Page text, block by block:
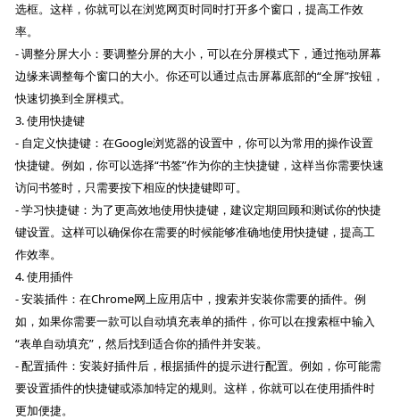
选框。这样，你就可以在浏览网页时同时打开多个窗口，提高工作效
率。
- 调整分屏大小：要调整分屏的大小，可以在分屏模式下，通过拖动屏幕
边缘来调整每个窗口的大小。你还可以通过点击屏幕底部的“全屏”按钮，
快速切换到全屏模式。
3. 使用快捷键
- 自定义快捷键：在Google浏览器的设置中，你可以为常用的操作设置
快捷键。例如，你可以选择“书签”作为你的主快捷键，这样当你需要快速
访问书签时，只需要按下相应的快捷键即可。
- 学习快捷键：为了更高效地使用快捷键，建议定期回顾和测试你的快捷
键设置。这样可以确保你在需要的时候能够准确地使用快捷键，提高工
作效率。
4. 使用插件
- 安装插件：在Chrome网上应用店中，搜索并安装你需要的插件。例
如，如果你需要一款可以自动填充表单的插件，你可以在搜索框中输入
“表单自动填充”，然后找到适合你的插件并安装。
- 配置插件：安装好插件后，根据插件的提示进行配置。例如，你可能需
要设置插件的快捷键或添加特定的规则。这样，你就可以在使用插件时
更加便捷。